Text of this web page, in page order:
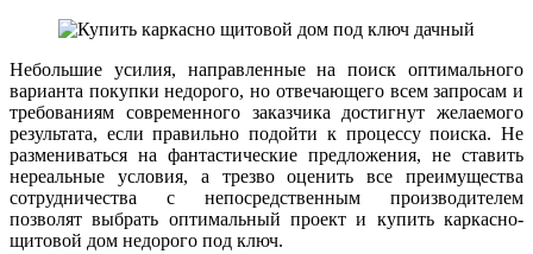
Небольшие усилия, направленные на поиск оптимального
варианта покупки недорого, но отвечающего всем запросам и
требованиям современного заказчика достигнут желаемого
результата, если правильно подойти к процессу поиска. Не
размениваться на фантастические предложения, не ставить
нереальные условия, а трезво оценить все преимущества
сотрудничества с непосредственным производителем
позволят выбрать оптимальный проект и купить каркасно-
щитовой дом недорого под ключ.